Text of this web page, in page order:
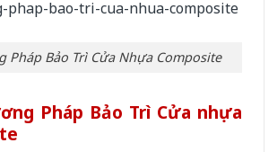
Pháp Bảo Trì Cửa Nhựa Composite
Pháp Bảo Trì Cửa nhựa